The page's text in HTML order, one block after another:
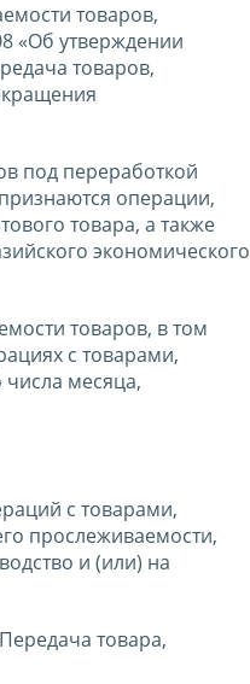
товаров,
«Об утверждении
товаров,
под переработкой
операции,
товара, а также
экономического
товаров, в том
с товарами,
месяца,
с товарами,
прослеживаемости,
и (или) на
товара,